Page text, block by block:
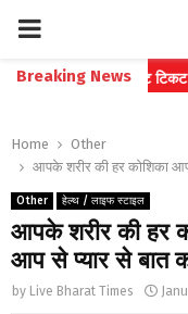
PRIMARY
MENU
Breaking News
कैप्चा करें फास्ट टिकट बुकिंग
Home
Other
आपके शरीर की हर कोशिका
Other हेल्थ / लाइफ स्टाइल
आपके शरीर की हर
आप से प्यार से बात
by Live Bharat Times